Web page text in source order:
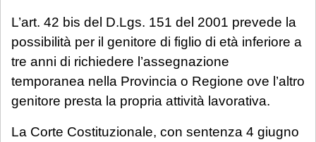
L’art. 42 bis del D.Lgs. 151 del 2001 prevede la
possibilità per il genitore di figlio di età inferiore a
tre anni di richiedere l’assegnazione
temporanea nella Provincia o Regione ove l’altro
genitore presta la propria attività lavorativa.
La Corte Costituzionale, con sentenza 4 giugno